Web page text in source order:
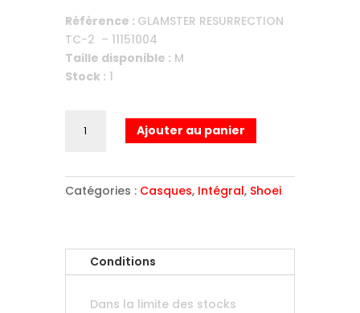
initial
était :
€549,00.
actuel
est :
Référence : GLAMSTER RESURRECTION
TC-2 – 11151004
Taille disponible : M
Stock : 1
RESURRECTION
TC-
Taille
Ajouter au panier
Catégories : Casques, Intégral, Shoei
Conditions
Dans la limite des stocks